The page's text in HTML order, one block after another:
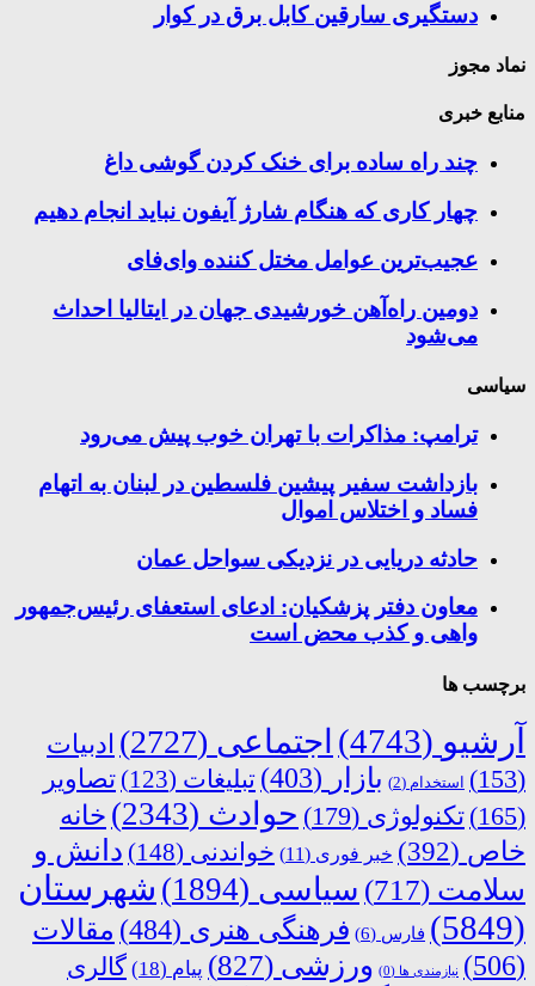
دستگیری سارقین کابل برق در کوار
نماد مجوز
منابع خبری
چند راه‌ ساده برای خنک کردن گوشی داغ
چهار کاری که هنگام شارژ آیفون نباید انجام دهیم
عجیب‌ترین عوامل مختل کننده وای‌فای
دومین راه‌آهن خورشیدی جهان در ایتالیا احداث
می‌شود
سیاسی
ترامپ: مذاکرات با تهران خوب پیش می‌رود
بازداشت سفیر پیشین فلسطین در لبنان به اتهام
فساد و اختلاس اموال
حادثه دریایی در نزدیکی سواحل عمان
معاون دفتر پزشکیان: ادعای استعفای رئیس‌جمهور
واهی و کذب محض است
برچسب ها
آرشیو (4743) اجتماعی (2727)
ادبیات
(153)
استخدام (2) بازار (403) تبلیغات (123)
تصاویر
(165)
تکنولوژی (179) حوادث (2343)
خانه
خاص (392) خبر فوری (11) خواندنی (148)
دانش و
سلامت (717) سیاسی (1894)
شهرستان
(5849)
فارس (6) فرهنگی هنری (484)
مقالات
(506)
نیازمندی ها (0) ورزشی (827) پیام (18)
گالری